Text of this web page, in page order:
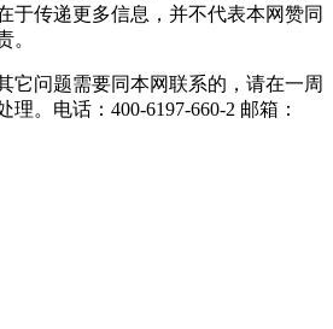
于传递更多信息，并不代表本网赞同
。
它问题需要同本网联系的，请在一周
。电话：400-6197-660-2 邮箱：